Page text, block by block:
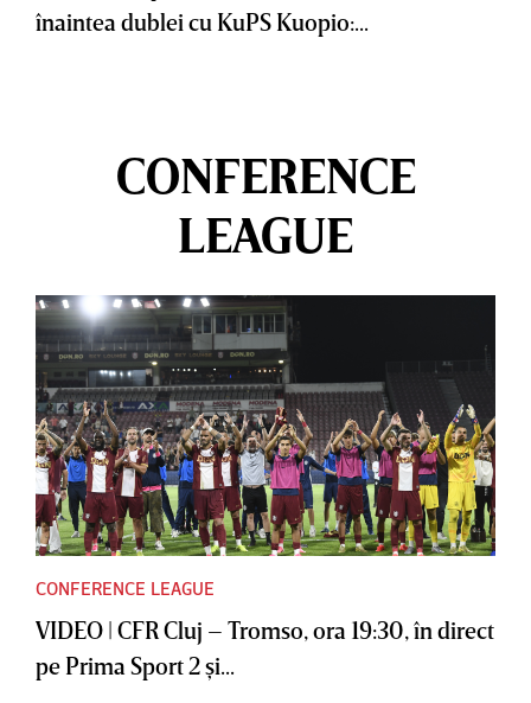
înaintea dublei cu KuPS Kuopio:...
CONFERENCE
LEAGUE
CONFERENCE LEAGUE
VIDEO | CFR Cluj – Tromso, ora 19:30, în direct
pe Prima Sport 2 şi...